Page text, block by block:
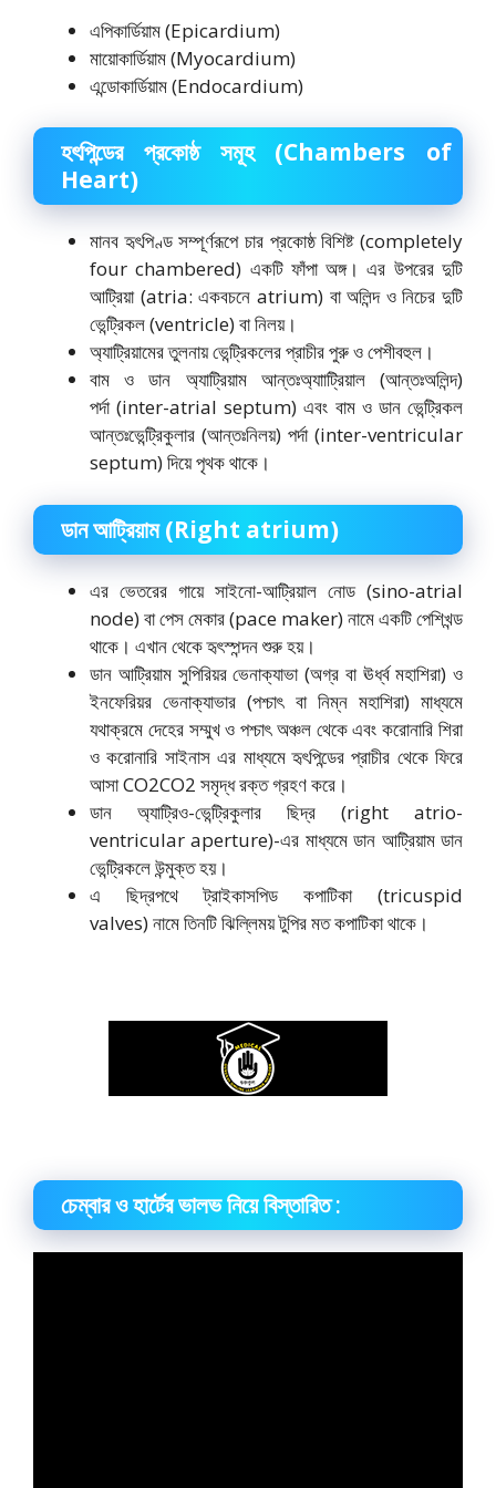
এপিকার্ডিয়াম (Epicardium)
মায়োকার্ডিয়াম (Myocardium)
এন্ডোকার্ডিয়াম (Endocardium)
হৎপিন্ডের প্রকোষ্ঠ সমূহ (Chambers of
Heart)
মানব হৃৎপিণ্ড সম্পূর্ণরূপে চার প্রকোষ্ঠ বিশিষ্ট (completely
four chambered) একটি ফাঁপা অঙ্গ। এর উপরের দুটি
আট্রিয়া (atria: একবচনে atrium) বা অলিন্দ ও নিচের দুটি
ভেন্ট্রিকল (ventricle) বা নিলয়।
অ্যাট্রিয়ামের তুলনায় ভেন্ট্রিকলের প্রাচীর পুরু ও পেশীবহুল।
বাম ও ডান অ্যাট্রিয়াম আন্তঃঅ্যাাট্রিয়াল (আন্তঃঅলিন্দ)
পর্দা (inter-atrial septum) এবং বাম ও ডান ভেন্ট্রিকল
আন্তঃভেন্ট্রিকুলার (আন্তঃনিলয়) পর্দা (inter-ventricular
septum) দিয়ে পৃথক থাকে।
ডান আট্রিয়াম(Right atrium)
এর ভেতরের গায়ে সাইনো-আট্রিয়াল নোড (sino-atrial
node) বা পেস মেকার (pace maker) নামে একটি পেশিখন্ড
থাকে। এখান থেকে হৃৎস্পন্দন শুরু হয়।
ডান আট্রিয়াম সুপিরিয়র ভেনাক্যাভা (অগ্র বা ঊর্ধ্ব মহাশিরা) ও
ইনফেরিয়র ভেনাক্যাভার (পশ্চাৎ বা নিম্ন মহাশিরা) মাধ্যমে
যথাক্রমে দেহের সম্মুখ ও পশ্চাৎ অঞ্চল থেকে এবং করোনারি শিরা
ও করোনারি সাইনাস এর মাধ্যমে হৃৎপিন্ডের প্রাচীর থেকে ফিরে
আসাCO2CO2 সমৃদ্ধ রক্ত গ্রহণ করে।
ডান অ্যাট্রিও-ভেন্ট্রিকুলার ছিদ্র (right atrio-
ventricular aperture)-এর মাধ্যমে ডান আট্রিয়াম ডান
ভেন্ট্রিকলে উন্মুক্ত হয়।
এ ছিদ্রপথে ট্রাইকাসপিড কপাটিকা (tricuspid
valves) নামে তিনটি ঝিল্লিময় টুপির মত কপাটিকা থাকে।
চেম্বার ও হার্টের ভালভ নিয়ে বিস্তারিত :